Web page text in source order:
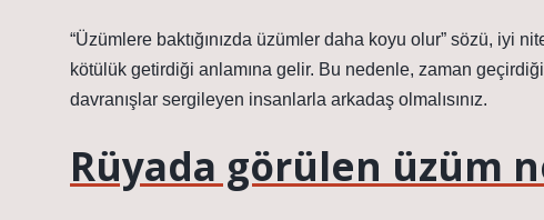
“Üzümlere baktığınızda üzümler daha koyu olur” sözü, iyi
kötülük getirdiği anlamına gelir. Bu nedenle, zaman
davranışlar sergileyen insanlarla arkadaş olmalısınız.
Rüyada görülen üzüm